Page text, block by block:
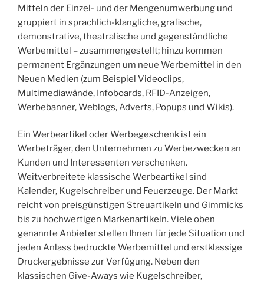
Mitteln der Einzel- und der Mengenumwerbung und
gruppiert in sprachlich-klangliche, grafische,
demonstrative, theatralische und gegenständliche
Werbemittel – zusammengestellt; hinzu kommen
permanent Ergänzungen um neue Werbemittel in den
Neuen Medien (zum Beispiel Videoclips,
Multimediawände, Infoboards, RFID-Anzeigen,
Werbebanner, Weblogs, Adverts, Popups und Wikis).
Ein Werbeartikel oder Werbegeschenk ist ein
Werbeträger, den Unternehmen zu Werbezwecken an
Kunden und Interessenten verschenken.
Weitverbreitete klassische Werbeartikel sind
Kalender, Kugelschreiber und Feuerzeuge. Der Markt
reicht von preisgünstigen Streuartikeln und Gimmicks
bis zu hochwertigen Markenartikeln. Viele oben
genannte Anbieter stellen Ihnen für jede Situation und
jeden Anlass bedruckte Werbemittel und erstklassige
Druckergebnisse zur Verfügung. Neben den
klassischen Give-Aways wie Kugelschreiber,